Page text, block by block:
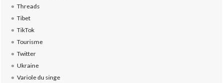
Threads
Tibet
TikTok
Tourisme
Twitter
Ukraine
Variole du singe